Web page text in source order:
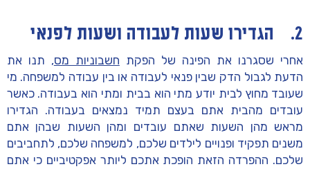
2. הגדירו שעות לעבודה ושעות לפנאי
אחרי שסגרנו את הפינה של הפקת חשבוניות מס, תנו את
הדעת לגבול הדק שבין פנאי לעבודה או בין עבודה למשפחה. מי
שעובד מחוץ לבית יודע מתי הוא בבית ומתי הוא בעבודה. כאשר
עובדים מהבית אתם בעצם תמיד נמצאים בעבודה. הגדירו
מראש מהן השעות שאתם עובדים ומהן השעות שבהן אתם
משנים תפקיד ופנויים לילדים שלכם, למשפחה שלכם, לתחביבים
שלכם. ההפרדה הזאת הופכת אתכם ליותר אפקטיביים כי אתם